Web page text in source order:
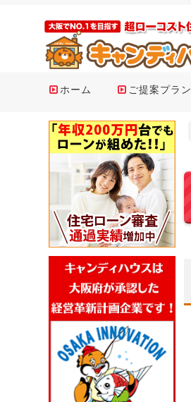
ホーム ご提案プラン